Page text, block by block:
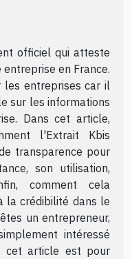
officiel qui atteste
en France.
les entreprises car il
sur les informations
Dans cet article,
l'Extrait Kbis
transparence pour
son utilisation,
comment cela
la crédibilité dans le
un entrepreneur,
intéressé
cet article est pour